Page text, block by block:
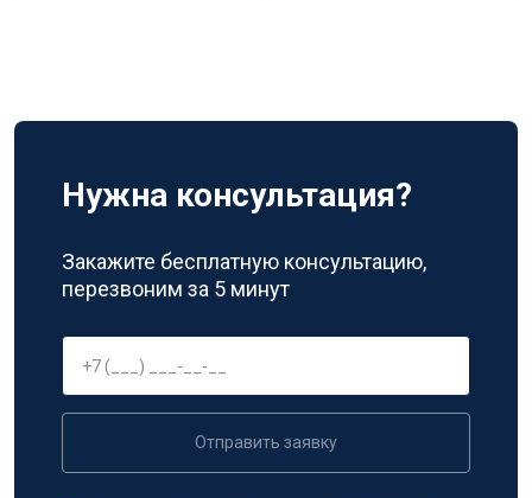
Нужна консультация?
Закажите бесплатную консультацию,
перезвоним за 5 минут
Отправить заявку